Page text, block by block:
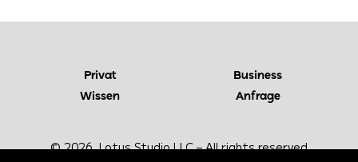
Privat
Business
Wissen
Anfrage
© 2026 LotusStudio LLC – Allrights reserved